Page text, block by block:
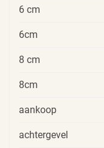
6 cm
6cm
8 cm
8cm
aankoop
achtergevel